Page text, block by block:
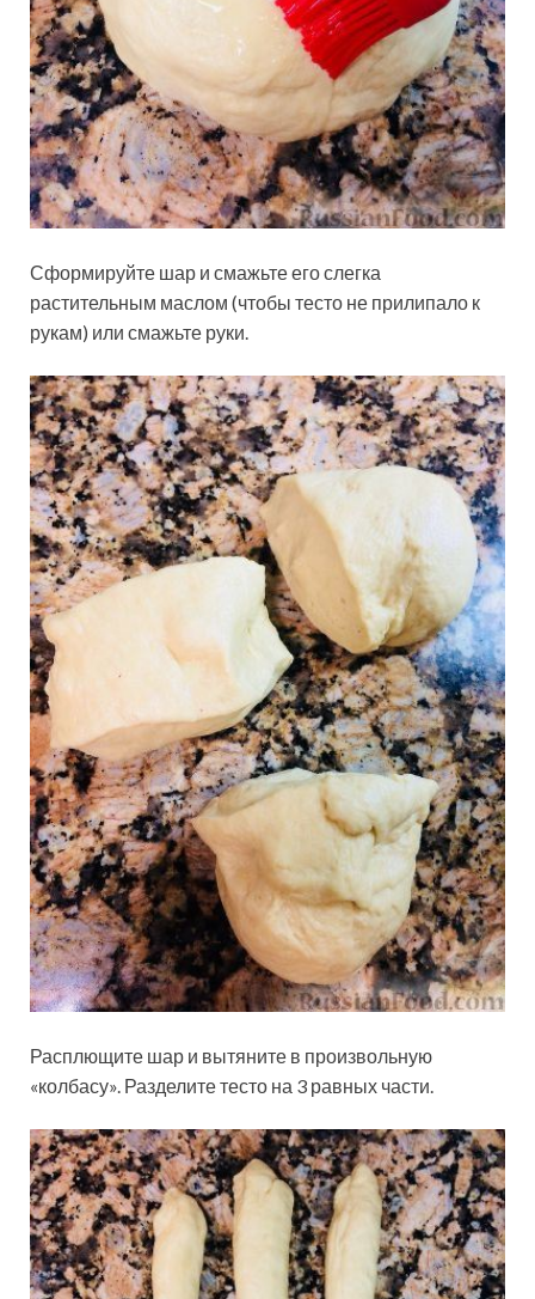
Сформируйте шар и смажьте его слегка
растительным маслом (чтобы тесто не прилипало к
рукам) или смажьте руки.
Расплющите шар и вытяните в произвольную
«колбасу». Разделите тесто на 3 равных части.